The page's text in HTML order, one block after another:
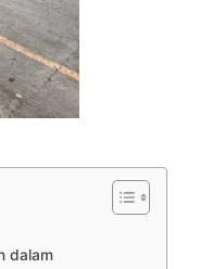
dalam